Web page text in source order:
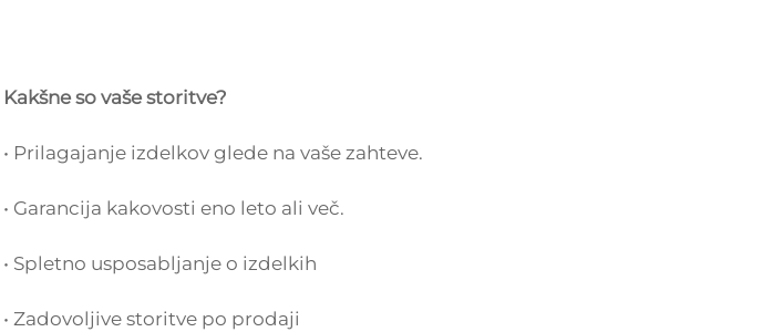
Kakšne so vaše storitve?
• Prilagajanje izdelkov glede na vaše zahteve.
• Garancija kakovosti eno leto ali več.
• Spletno usposabljanje o izdelkih
• Zadovoljive storitve po prodaji